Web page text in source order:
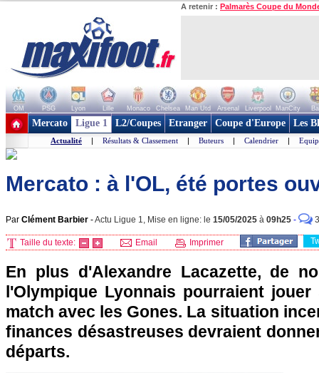
A retenir : Palmarès Coupe du
OM PSG Lyon Lille Monaco Chelsea Man Utd Arsenal Liverpool ManCity
+ de clubs
Mercato Ligue 1 L2/Coupes Etranger Coupe d'Europe Les
Actualité | Résultats & Classement | Buteurs | Calendrier |
Mercato : à l'OL, été portes
Par Clément Barbier -Actu Ligue 1, Mise en ligne: le 15/05/2025 à 09h25 -
Taille du texte: Email Imprimer
En plus d'Alexandre Lacazette, de
l'Olympique Lyonnais pourraient
match avec les Gones. La situation
finances désastreuses devraient
départs.